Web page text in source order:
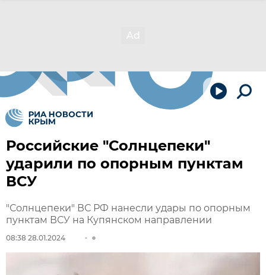
Российские "Солнцепеки"
ударили по опорным пунктам
ВСУ
"Солнцепеки" ВС РФ нанесли удары по опорным
пунктам ВСУ на Купянском направлении
08:38 28.01.2024